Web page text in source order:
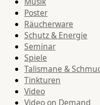
Poster
Räucherware
Schutz & Energie
Seminar
Spiele
Talismane &
Tinkturen
Video
Video on Demand